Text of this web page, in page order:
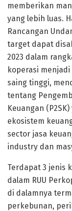
memberikan
yang lebih luas.
Rancangan
target dapat
2023 dalam
koperasi
saing tinggi,
tentang
Keuangan
ekosistem
sector jasa
industry dan
Terdapat 3 jenis
dalam RUU
di dalamnya
perkebunan,